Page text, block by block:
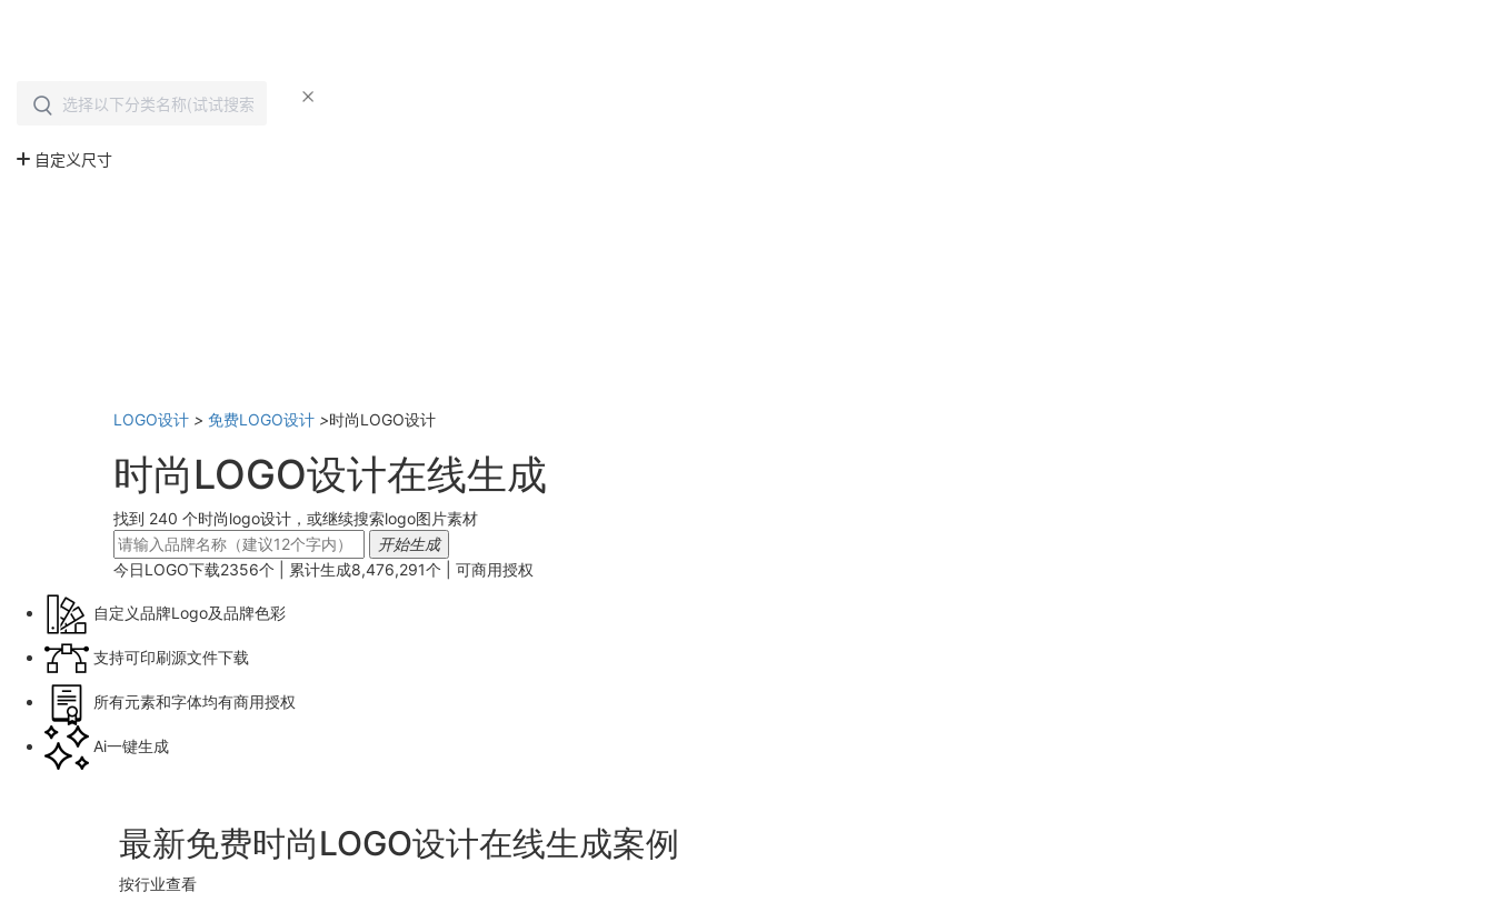
LOGO设计 > 免费LOGO设计 >时尚LOGO设计
时尚LOGO设计在线生成
找到 240 个时尚logo设计，或继续搜索logo图片素材
开始生成
今日LOGO下载2356个 | 累计生成8,476,291个 | 可商用授权
自定义品牌Logo及品牌色彩
支持可印刷源文件下载
所有元素和字体均有商用授权
Ai一键生成
最新免费时尚LOGO设计在线生成案例
按行业查看